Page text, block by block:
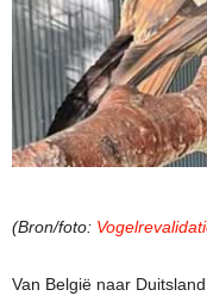
(Bron/foto:
Van België naar